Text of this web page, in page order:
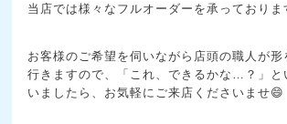
当店では様々なフルオーダーを承っておりま
お客様のご希望を伺いながら店頭の職人が形
行きますので、「これ、できるかな…？」と
いましたら、お気軽にご来店くださいませ😄